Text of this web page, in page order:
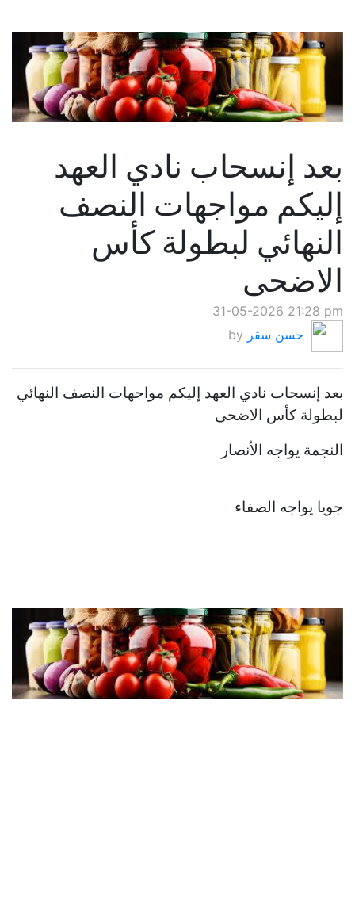
بعد إنسحاب نادي العهد
إليكم مواجهات النصف
النهائي لبطولة كأس
الاضحى
31-05-2026 21:28 pm
by حسن سقر
بعد إنسحاب نادي العهد إليكم مواجهات النصف النهائي
لبطولة كأس الاضحى
النجمة يواجه الأنصار
جويا يواجه الصفاء